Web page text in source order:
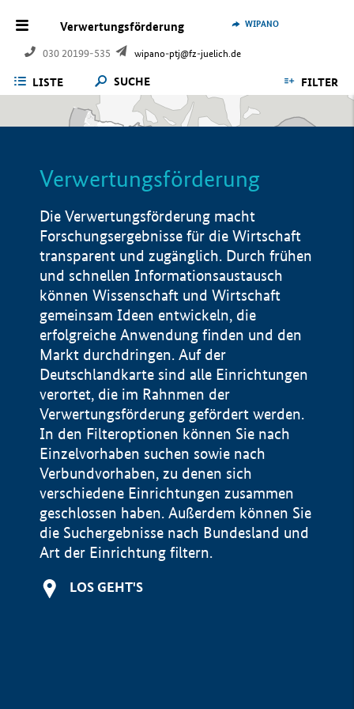
Verwertungsförderung
030 20199-535 wipano-ptj@fz-juelich.de
WIPANO
LISTE SUCHE FILTER
Verwertungsförderung
Die Verwertungsförderung macht
Forschungsergebnisse für die Wirtschaft
transparent und zugänglich. Durch frühen
und schnellen Informationsaustausch
können Wissenschaft und Wirtschaft
gemeinsam Ideen entwickeln, die
erfolgreiche Anwendung finden und den
Markt durchdringen. Auf der
Deutschlandkarte sind alle Einrichtungen
verortet, die im Rahnmen der
Verwertungsförderung gefördert werden.
In den Filteroptionen können Sie nach
Einzelvorhaben suchen sowie nach
Verbundvorhaben, zu denen sich
verschiedene Einrichtungen zusammen
geschlossen haben. Außerdem können Sie
die Suchergebnisse nach Bundesland und
Art der Einrichtung filtern.
LOS GEHT'S